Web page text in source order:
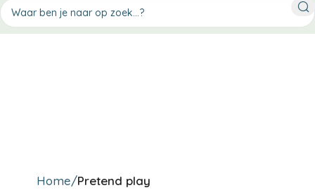
Home Pretend play